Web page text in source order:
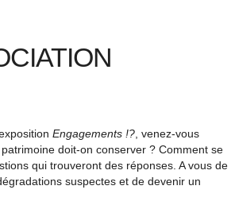
Engagements !? , venez-vous
doit-on conserver ? Comment se
qui trouveront des réponses. A vous de
suspectes et de devenir un